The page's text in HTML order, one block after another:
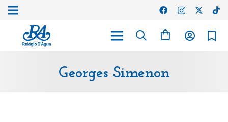
Georges Simenon